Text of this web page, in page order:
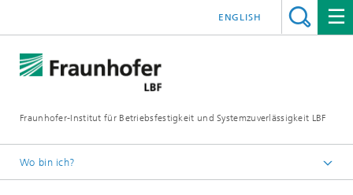
Fraunhofer-Institut für Betriebsfestigkeit und Systemzuverlässigkeit LBF
ENGLISH
Wo bin ich?